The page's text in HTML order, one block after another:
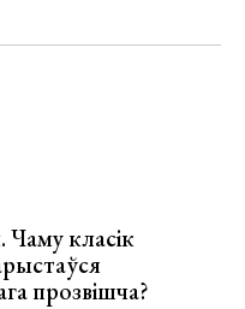
Чаму класік
прозвішча?